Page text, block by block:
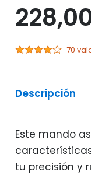
70
Descripción
Este mando
tu precisión y